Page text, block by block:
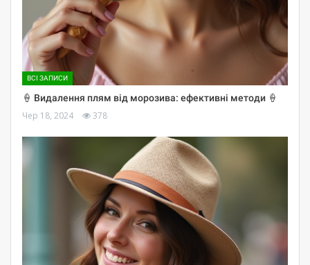
ВСІ ЗАПИСИ
🍦 Видалення плям від морозива: ефективні методи 🍦
Чер 18, 2024 378